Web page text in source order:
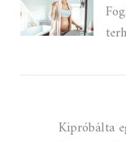
Kipróbálta